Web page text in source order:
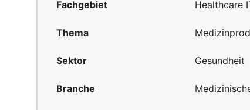
Fachgebiet Healthcare
Thema
Sektor Gesundheit
Branche